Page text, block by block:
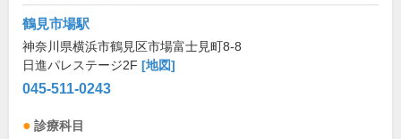
鶴見市場駅
神奈川県横浜市鶴見区市場富士見町8-8
日進パレステージ2F [地図]
045-511-0243
診療科目